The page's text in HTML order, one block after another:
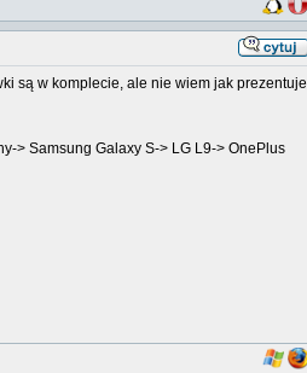
są w komplecie, ale nie wiem jak prezentuje
> Samsung Galaxy S-> LG L9-> OnePlus